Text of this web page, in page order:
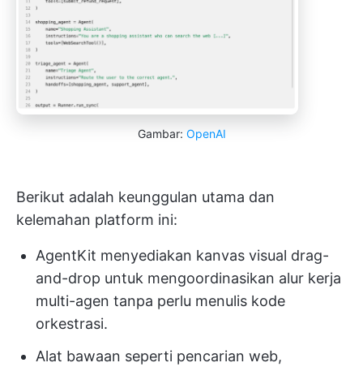
Gambar: OpenAI
Berikut adalah keunggulan utama dan
kelemahan platform ini:
AgentKit menyediakan kanvas visual drag-
and-drop untuk mengoordinasikan alur kerja
multi-agen tanpa perlu menulis kode
orkestrasi.
Alat bawaan seperti pencarian web,